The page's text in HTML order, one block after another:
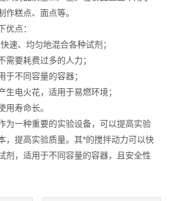
解罐
作糕点、面点等。
点：
、均匀地混合各种试剂；
要耗费过多的人力；
不同容量的容器；
电火花，适用于易燃环境；
寿命长。
一种重要的实验设备，可以提高实验
，提高实验质量。其*的搅拌动力可以快
剂，适用于不同容量的容器，且安全性